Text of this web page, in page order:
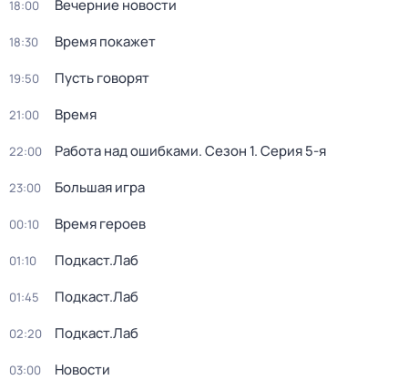
18:00 Вечерние новости
18:30 Время покажет
19:50 Пусть говорят
21:00 Время
22:00 Работа над ошибками. Сезон 1. Серия 5-я
23:00 Большая игра
00:10 Время героев
01:10 Подкаст.Лаб
01:45 Подкаст.Лаб
02:20 Подкаст.Лаб
03:00 Новости